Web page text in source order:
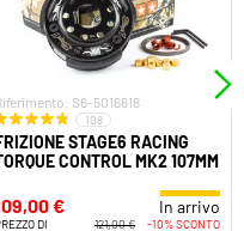
S6-5016618
108
STAGE6 RACING
CONTROL MK2 107MM
€ In arrivo
DI
121,00 € -10% SCONTO